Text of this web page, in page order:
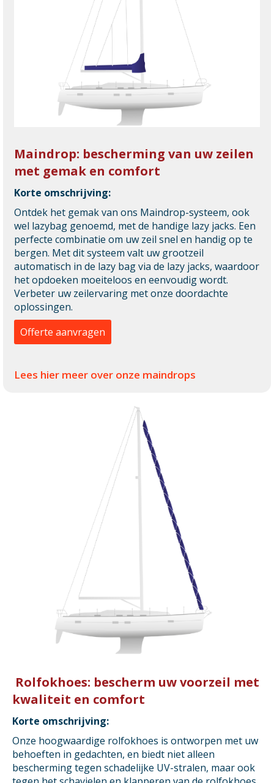
Maindrop: bescherming van uw zeilen
met gemak en comfort
Korte omschrijving:
Ontdek het gemak van ons Maindrop-systeem, ook
wel lazybag genoemd, met de handige lazy jacks. Een
perfecte combinatie om uw zeil snel en handig op te
bergen. Met dit systeem valt uw grootzeil
automatisch in de lazy bag via de lazy jacks, waardoor
het opdoeken moeiteloos en eenvoudig wordt.
Verbeter uw zeilervaring met onze doordachte
oplossingen.
Offerte aanvragen
Lees hier meer over onze maindrops
Rolfokhoes: bescherm uw voorzeil met
kwaliteit en comfort
Korte omschrijving:
Onze hoogwaardige rolfokhoes is ontworpen met uw
behoeften in gedachten, en biedt niet alleen
bescherming tegen schadelijke UV-stralen, maar ook